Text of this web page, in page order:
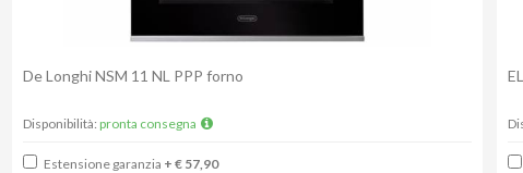
De Longhi NSM 11 NL PPP forno
Disponibilità: pronta consegna
Estensione garanzia + € 57,90